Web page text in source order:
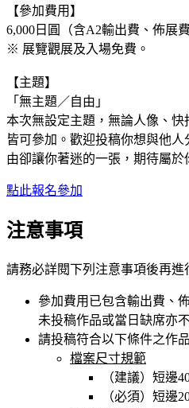
【參加費用】
6,000日圓（含A2輸出費、佈展
※ 展覽觀展及入場免費。
【主題】
「無主題／自由」
本次無設定主題，無論人像、
皆可參加。歡迎投稿你想與他
由卻讓你著迷的一張，期待屬於
點此報名參加
注意事項
請務必詳閱下列注意事項後再進
參加費用已包含輸出費、
未投稿作品或當日缺席亦
請投稿符合以下條件之作
檔案尺寸規範
（建議）短邊
（必須）短邊